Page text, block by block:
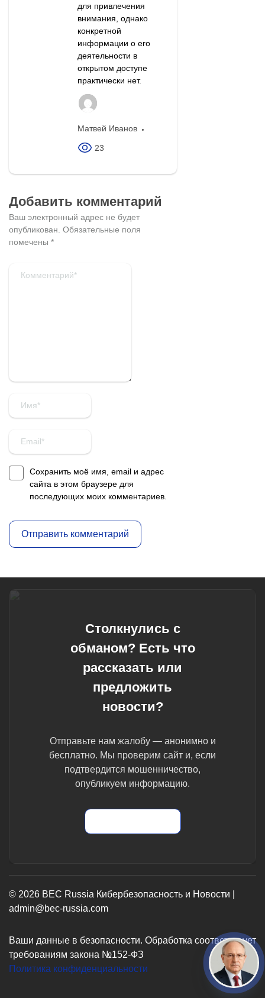
для привлечения
внимания, однако
конкретной
информации о его
деятельности в
открытом доступе
практически нет.
Матвей Иванов
23
Добавить комментарий
Ваш электронный адрес не будет
опубликован. Обязательные поля
помечены *
Сохранить моё имя, email и адрес
сайта в этом браузере для
последующих моих комментариев.
Столкнулись с
обманом? Есть что
рассказать или
предложить
новости?
Отправьте нам жалобу — анонимно и
бесплатно. Мы проверим сайт и, если
подтвердится мошенничество,
опубликуем информацию.
© 2026 BEC Russia Кибербезопасность и Новости |
admin@bec-russia.com
Ваши данные в безопасности. Обработка соответствует
требованиям закона №152-ФЗ
Политика конфиденциальности